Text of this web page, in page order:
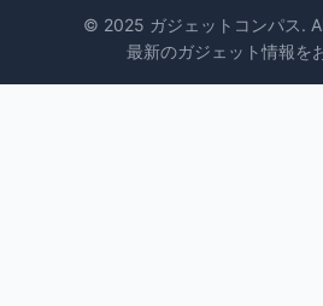
© 2025 ガジェットコンパス.
最新のガジェット情報を